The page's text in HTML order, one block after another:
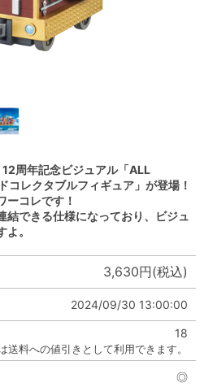
12周年記念ビジュアル「ALL
コレクタブルフィギュア」が登場！
ーコレです！
結できる仕様になっており、ビジュ
。
3,630円(税込)
2024/09/30 13:00:00
18
送料への値引きとして利用できます。
◎